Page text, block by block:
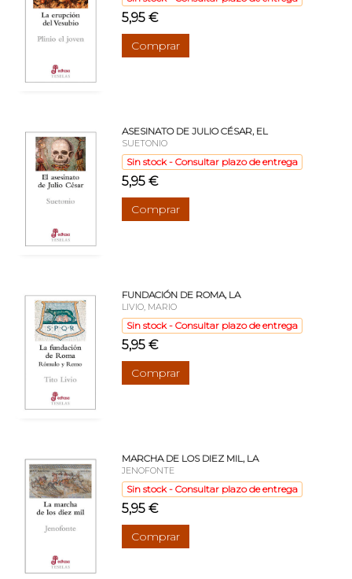
5,95 €
Comprar
ASESINATO DE JULIO CÉSAR, EL
SUETONIO
Sin stock - Consultar plazo de entrega
5,95 €
Comprar
FUNDACIÓN DE ROMA, LA
LIVIO, MARIO
Sin stock - Consultar plazo de entrega
5,95 €
Comprar
MARCHA DE LOS DIEZ MIL, LA
JENOFONTE
Sin stock - Consultar plazo de entrega
5,95 €
Comprar